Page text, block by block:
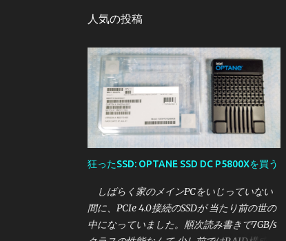
人気の投稿
狂ったSSD: OPTANE SSD DC P5800Xを買う
しばらく家のメインPCをいじっていない
間に、PCIe 4.0接続のSSDが 当たり前の世の
中になっていました。順次読み書きで7GB/s